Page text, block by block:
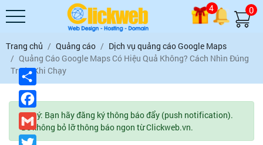
4 0
Trang chủ Quảng cáo
Dịch vụ quảng cáo Google Maps
Quảng Cáo Google Maps Có Hiệu Quả Không? Cách Nhìn Đúng
Trước Khi Chạy
Lưu ý: Bạn hãy đăng ký thông báo đẩy (push notification).
Để không bỏ lỡ thông báo ngon từ Clickweb.vn.
Chia
sẻ
Gmail
Twitter